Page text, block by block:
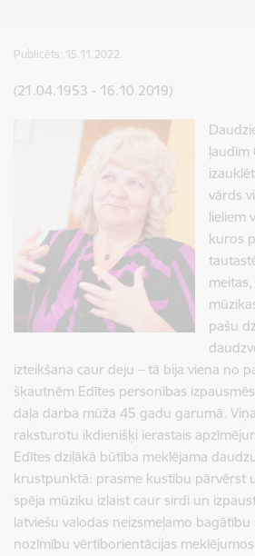
Publicēts: 15.11.2022.
(21.04.1953 - 16.10.2019)
ļaudīm
vārds
lieliem
kuros
pašu
izteikšana caur deju – tā bija viena no
šķautnēm Edītes personības
daļa darba mūža 45 gadu garumā.
raksturotu ikdienišķi ierastais
Edītes dziļākā būtība meklējama
krustpunktā: prasme kustību pārvērst
spēja mūziku izlaist caur sirdi un
latviešu valodas neizsmeļamo
nozīmību vērtīborientācijas